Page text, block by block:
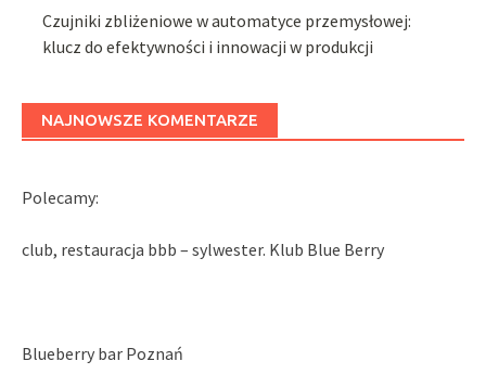
Czujniki zbliżeniowe w automatyce przemysłowej:
klucz do efektywności i innowacji w produkcji
NAJNOWSZE KOMENTARZE
Polecamy:
club, restauracja bbb – sylwester. Klub Blue Berry
Blueberry bar Poznań